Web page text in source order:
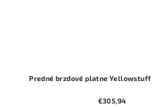
Predné brzdové platne Yellowstuff
€305,94